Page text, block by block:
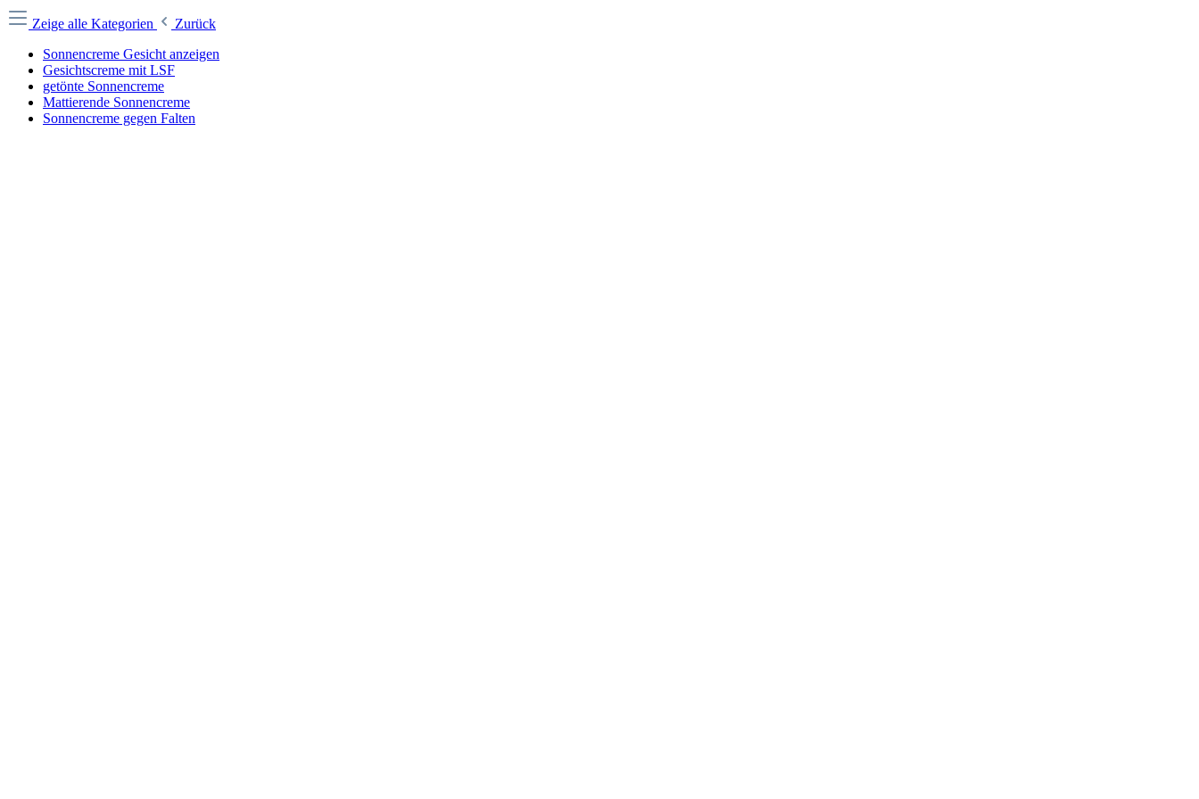
Zeige alle Kategorien
Zurück
Sonnencreme Gesicht anzeigen
Gesichtscreme mit LSF
getönte Sonnencreme
Mattierende Sonnencreme
Sonnencreme gegen Falten